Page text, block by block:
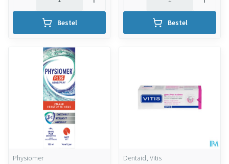
Bestel Bestel
Physiomer
Dentaid, Vitis